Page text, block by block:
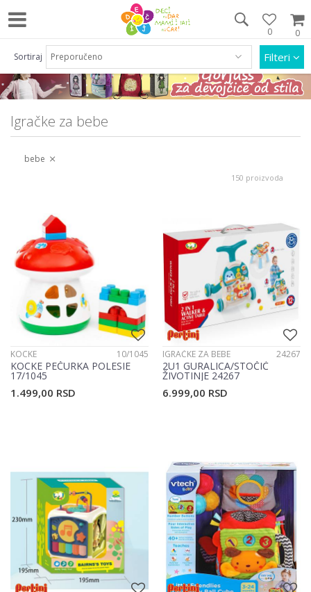
0
0
Pozovite nas na 063/55 33 46 i 011/452 92 40
Igračke za bebe
Sortiraj Filteri
bebe
150 proizvoda
KOCKE 10/1045
KOCKE PEČURKA POLESIE
17/1045
1.499,00 RSD
IGRAČKE ZA BEBE 24267
2U1 GURALICA/STOČIĆ
ŽIVOTINJE 24267
6.999,00 RSD